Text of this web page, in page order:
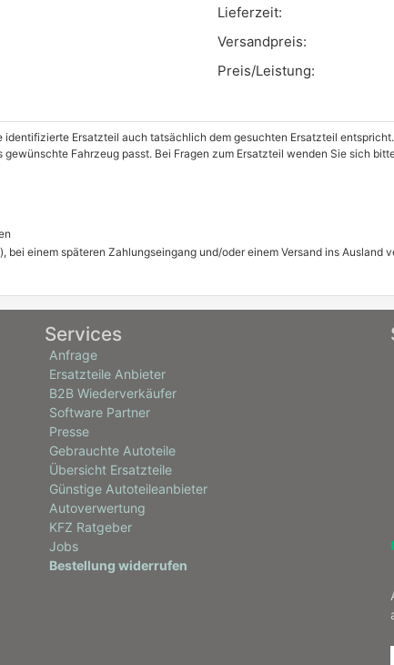
Lieferzeit:
Versandpreis:
Preis/Leistung:
Ersatzteil auch tatsächlich dem gesuchten Ersatzteil
Fahrzeug passt. Bei Fragen zum Ersatzteil wenden Sie sich
bei einem späteren Zahlungseingang und/oder einem Versand ins Ausland
Services
Anfrage
Ersatzteile Anbieter
B2B Wiederverkäufer
Software Partner
Presse
Gebrauchte Autoteile
Übersicht Ersatzteile
Günstige Autoteileanbieter
Autoverwertung
KFZ Ratgeber
Jobs
Bestellung widerrufen